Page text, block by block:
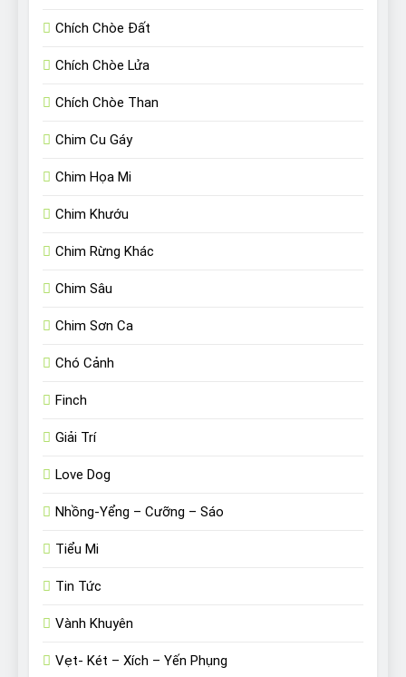
Chích Chòe Đất
Chích Chòe Lửa
Chích Chòe Than
Chim Cu Gáy
Chim Họa Mi
Chim Khướu
Chim Rừng Khác
Chim Sâu
Chim Sơn Ca
Chó Cảnh
Finch
Giải Trí
Love Dog
Nhồng-Yểng – Cưỡng – Sáo
Tiểu Mi
Tin Tức
Vành Khuyên
Vẹt- Két – Xích – Yến Phụng